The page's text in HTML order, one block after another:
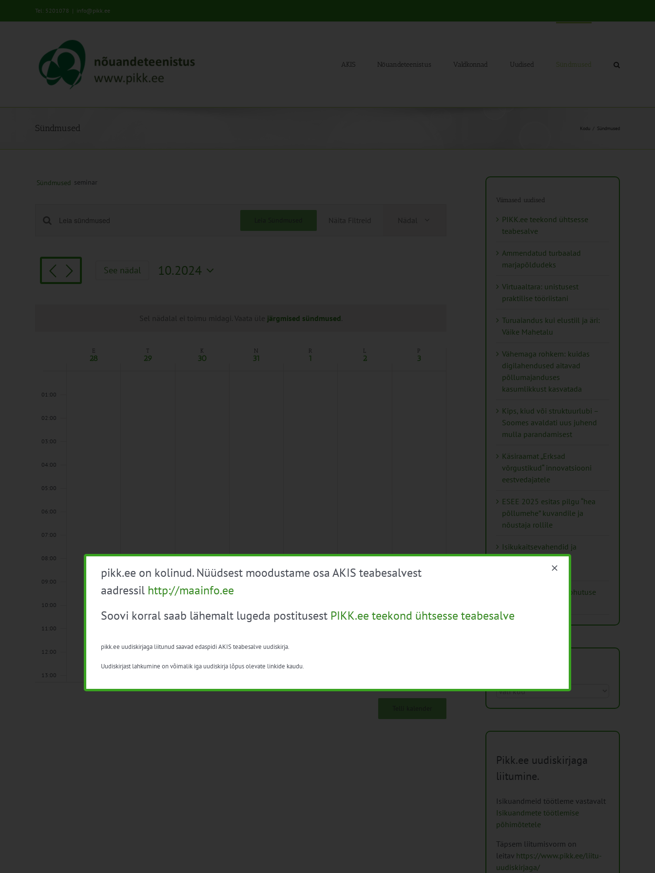
Tel: 5201078 | info@pikk.ee
AKIS Nõuandeteenistus Valdkonnad Uudised Sündmused
Sündmused Kodu Sündmused
Sel nädalal ei toimu midagi. Vaata üle järgmised sündmused
Sündmused seminar
Sündmused
Views
Navigation
Enter
for
Sündmused
by
Näita Filtreid
Views
Nädal
See nädal
10.2024
E
28
T
29
K
30
N
31
R
1
L
2
P
3
01:00
02:00
03:00
04:00
05:00
06:00
07:00
08:00
09:00
10:00
11:00
12:00
13:00
Viimased uudised
PIKK.ee teekond ühtsesse
teabesalve
Ammendatud turbaalad
marjapõldudeks
Virtuaaltara: unistusest
praktilise tööriistani
Turuaiandus kui elustiil ja äri:
Väike Mahetalu
Vähemaga rohkem: kuidas
digilahendused aitavad
põllumajanduses
kasumlikkust kasvatada
Kips, kiud või struktuurlubi –
Soomes avaldati uus juhend
mulla parandamisest
Käsiraamat „Erksad
võrgustikud“ innovatsiooni
eestvedajatele
ESEE 2025 esitas pilgu “hea
põllumehe” kuvandile ja
nõustaja rollile
Isikukaitsevahendid ja
ohutusnõuded
taimekaitsetöödel
Mida näitavad toiduohutuse
Arhiiv
Pikk.ee uudiskirjaga
liitumine.
Isikuandmeid töötleme vastavalt
Isikuandmete töötlemise
põhimõtetele
Täpsem liitumisvorm on
leitav https://www.pikk.ee/liitu-
uudiskirjaga/
pikk.ee on kolinud. Nüüdsest moodustame osa AKIS teabesalvest
aadressil http://maainfo.ee
Soovi korral saab lähemalt lugeda postitusest PIKK.ee teekond ühtsesse teabesalve
pikk.ee uudiskirjaga liitunud saavad edaspidi AKIS teabesalve uudiskirja.
Uudiskirjast lahkumine on võimalik iga uudiskirja lõpus olevate linkide kaudu.